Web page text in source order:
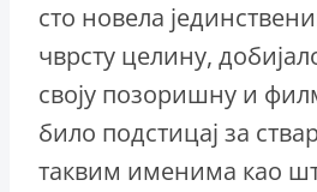
сто новела
чврсту целину,
своју позоришну и
било подстицај за
таквим именима као